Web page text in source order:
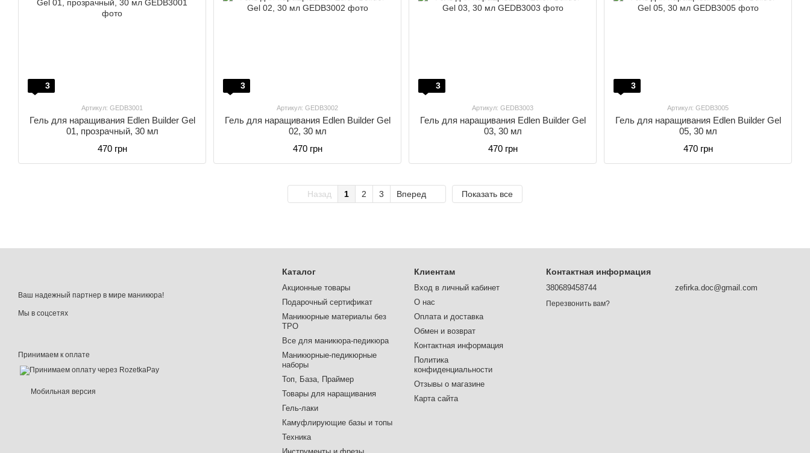
3
Артикул: GEDB3001
Гель для наращивания Edlen Builder Gel
01, прозрачный, 30 мл
470 грн
3
Артикул: GEDB3002
Гель для наращивания Edlen Builder Gel
02, 30 мл
470 грн
3
Артикул: GEDB3003
Гель для наращивания Edlen Builder Gel
03, 30 мл
470 грн
3
Артикул: GEDB3005
Гель для наращивания Edlen Builder Gel
05, 30 мл
470 грн
Назад 1 2 3 Вперед Показать все
Ваш надежный партнер в мире маникюра!
Мы в соцсетях
Принимаем к оплате
Мобильная версия
Каталог
Акционные товары
Подарочный сертификат
Маникюрные материалы без
TPO
Все для маникюра-педикюра
Маникюрные-педикюрные
наборы
Топ, База, Праймер
Товары для наращивания
Гель-лаки
Камуфлирующие базы и топы
Техника
Клиентам
Вход в личный кабинет
О нас
Оплата и доставка
Обмен и возврат
Контактная информация
Политика
конфиденциальности
Отзывы о магазине
Карта сайта
Контактная информация
380689458744
Перезвонить вам?
zefirka.doc@gmail.com